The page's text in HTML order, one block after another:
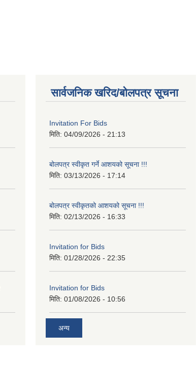
सार्वजनिक खरिद/बोलपत्र सूचना
Invitation For Bids
मिति: 04/09/2026 - 21:13
बोलपत्र स्वीकृत गर्ने आशयको सूचना !!!
मिति: 03/13/2026 - 17:14
बोलपत्र स्वीकृतको आशयको सूचना !!!
मिति: 02/13/2026 - 16:33
Invitation for Bids
मिति: 01/28/2026 - 22:35
Invitation for Bids
मिति: 01/08/2026 - 10:56
अन्य